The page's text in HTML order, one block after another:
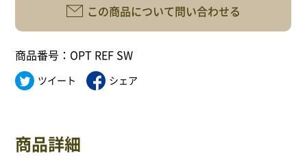
プライバシーポリシー
サイトポリシー
この商品について問い合わせる
商品番号：OPT REF SW
ツイート シェア
商品詳細